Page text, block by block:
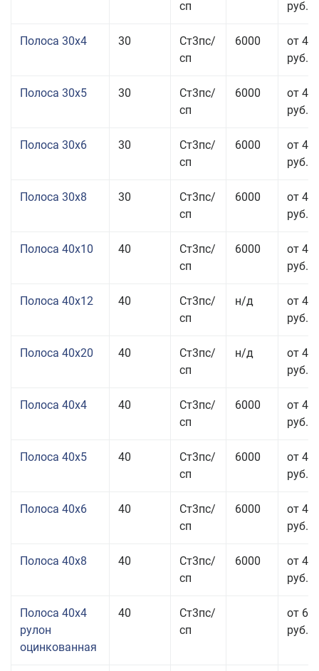
сп руб.
Полоса 30x4 30
Ст3пс/
сп
6000
от 43
руб.
Полоса 30x5 30
Ст3пс/
сп
6000
от 43
руб.
Полоса 30x6 30
Ст3пс/
сп
6000
от 46
руб.
Полоса 30x8 30
Ст3пс/
сп
6000
от 44
руб.
Полоса 40x10 40
Ст3пс/
сп
6000
от 45
руб.
Полоса 40x12 40
Ст3пс/
сп
н/д
от 44
руб.
Полоса 40x20 40
Ст3пс/
сп
н/д
от 47
руб.
Полоса 40x4 40
Ст3пс/
сп
6000
от 43
руб.
Полоса 40x5 40
Ст3пс/
сп
6000
от 43
руб.
Полоса 40x6 40
Ст3пс/
сп
6000
от 43
руб.
Полоса 40x8 40
Ст3пс/
сп
6000
от 43
руб.
Полоса 40x4
рулон
оцинкованная
40
Ст3пс/
сп
от 69
руб.